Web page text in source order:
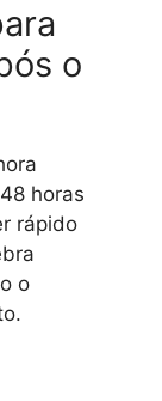
o
horas
rápido
o